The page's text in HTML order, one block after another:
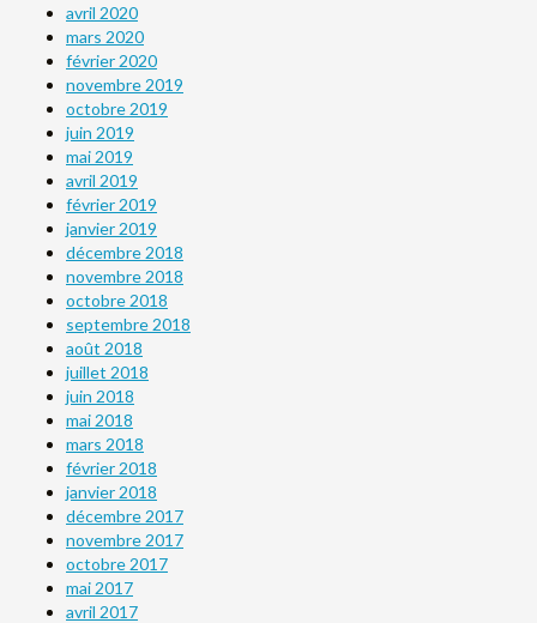
avril 2020
mars 2020
février 2020
novembre 2019
octobre 2019
juin 2019
mai 2019
avril 2019
février 2019
janvier 2019
décembre 2018
novembre 2018
octobre 2018
septembre 2018
août 2018
juillet 2018
juin 2018
mai 2018
mars 2018
février 2018
janvier 2018
décembre 2017
novembre 2017
octobre 2017
mai 2017
avril 2017